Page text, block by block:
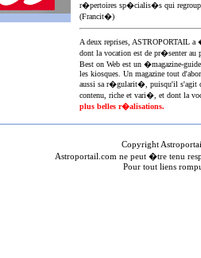
r�pertoires sp�cialis�s qui
(Francit�)
A deux reprises,
dont la vocation est de pr�senter au
Best on Web est un �magazine-
les kiosques. Un magazine tout
aussi sa r�gularit�, puisqu'il s'agit
contenu, riche et vari�, et dont la
plus belles r�alisations.
Copyright
Astroportail.com ne peut �tre tenu
Pour tout liens